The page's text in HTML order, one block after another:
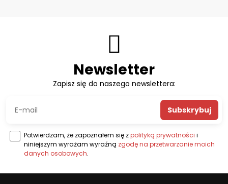
Newsletter
Zapisz się do naszego newslettera:
Subskrybuj
Potwierdzam, że zapoznałem się zpolityką prywatności i
niniejszym wyrażam wyraźną zgodę na przetwarzanie moich
danych osobowych.